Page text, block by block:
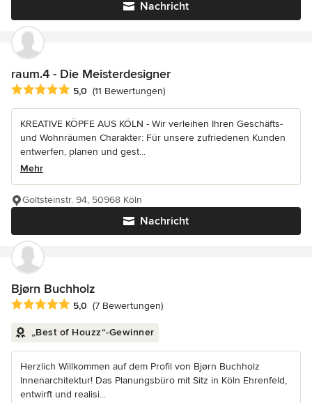
Nachricht
raum.4 - Die Meisterdesigner
Durchschnittliche Bewertung: 5 von 5 Sternen
5,0 (11 Bewertungen)
KREATIVE KÖPFE AUS KÖLN - Wir verleihen Ihren Geschäfts-
und Wohnräumen Charakter: Für unsere zufriedenen Kunden
entwerfen, planen und gest...
Mehr
Nachricht
Goltsteinstr. 94, 50968 Köln
Bjørn Buchholz
Durchschnittliche Bewertung: 5 von 5 Sternen
5,0 (7 Bewertungen)
„Best of Houzz“-Gewinner
Herzlich Willkommen auf dem Profil von Bjørn Buchholz
Innenarchitektur! Das Planungsbüro mit Sitz in Köln Ehrenfeld,
entwirft und realisi...